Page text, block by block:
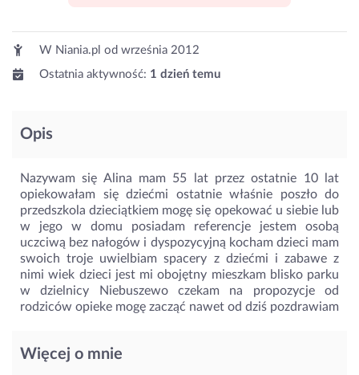
W Niania.pl od września 2012
Ostatnia aktywność: 1 dzień temu
Opis
Nazywam się Alina mam 55 lat przez ostatnie 10 lat
opiekowałam się dziećmi ostatnie właśnie poszło do
przedszkola dzieciątkiem mogę się opekować u siebie lub
w jego w domu posiadam referencje jestem osobą
uczciwą bez nałogów i dyspozycyjną kocham dzieci mam
swoich troje uwielbiam spacery z dziećmi i zabawe z
nimi wiek dzieci jest mi obojętny mieszkam blisko parku
w dzielnicy Niebuszewo czekam na propozycje od
rodziców opieke mogę zacząć nawet od dziś pozdrawiam
Więcej o mnie